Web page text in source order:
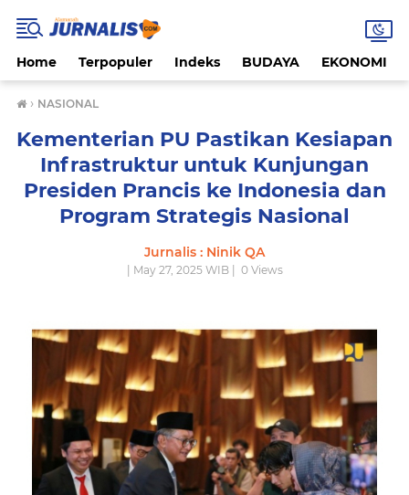
Home Terpopuler Indeks BUDAYA EKONOMI
› NASIONAL
Kementerian PU Pastikan Kesiapan
Infrastruktur untuk Kunjungan
Presiden Prancis ke Indonesia dan
Program Strategis Nasional
Jurnalis : Ninik QA
| May 27, 2025 WIB | 0Views